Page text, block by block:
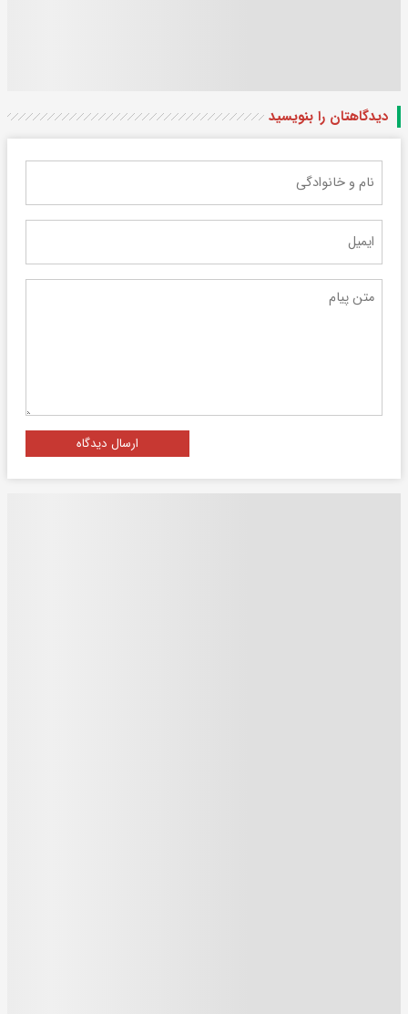
دیدگاهتان را بنویسید
ارسال دیدگاه